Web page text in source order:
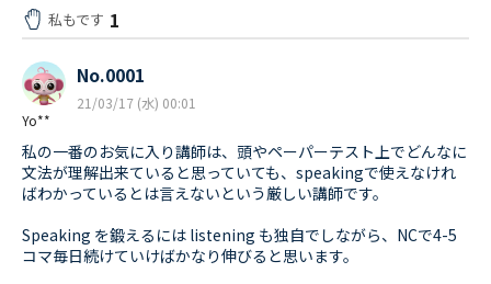
私もです 1
Yo**
No.0001
21/03/17 (水) 00:01
私の一番のお気に入り講師は、頭やペーパーテスト上でどんなに
文法が理解出来ていると思っていても、speakingで使えなけれ
ばわかっているとは言えないという厳しい講師です。
Speaking を鍛えるには listening も独自でしながら、NCで4-5
コマ毎日続けていけばかなり伸びると思います。